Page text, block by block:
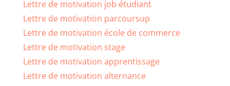
Lettre de motivation job étudiant
Lettre de motivation parcoursup
Lettre de motivation école de commerce
Lettre de motivation stage
Lettre de motivation apprentissage
Lettre de motivation alternance